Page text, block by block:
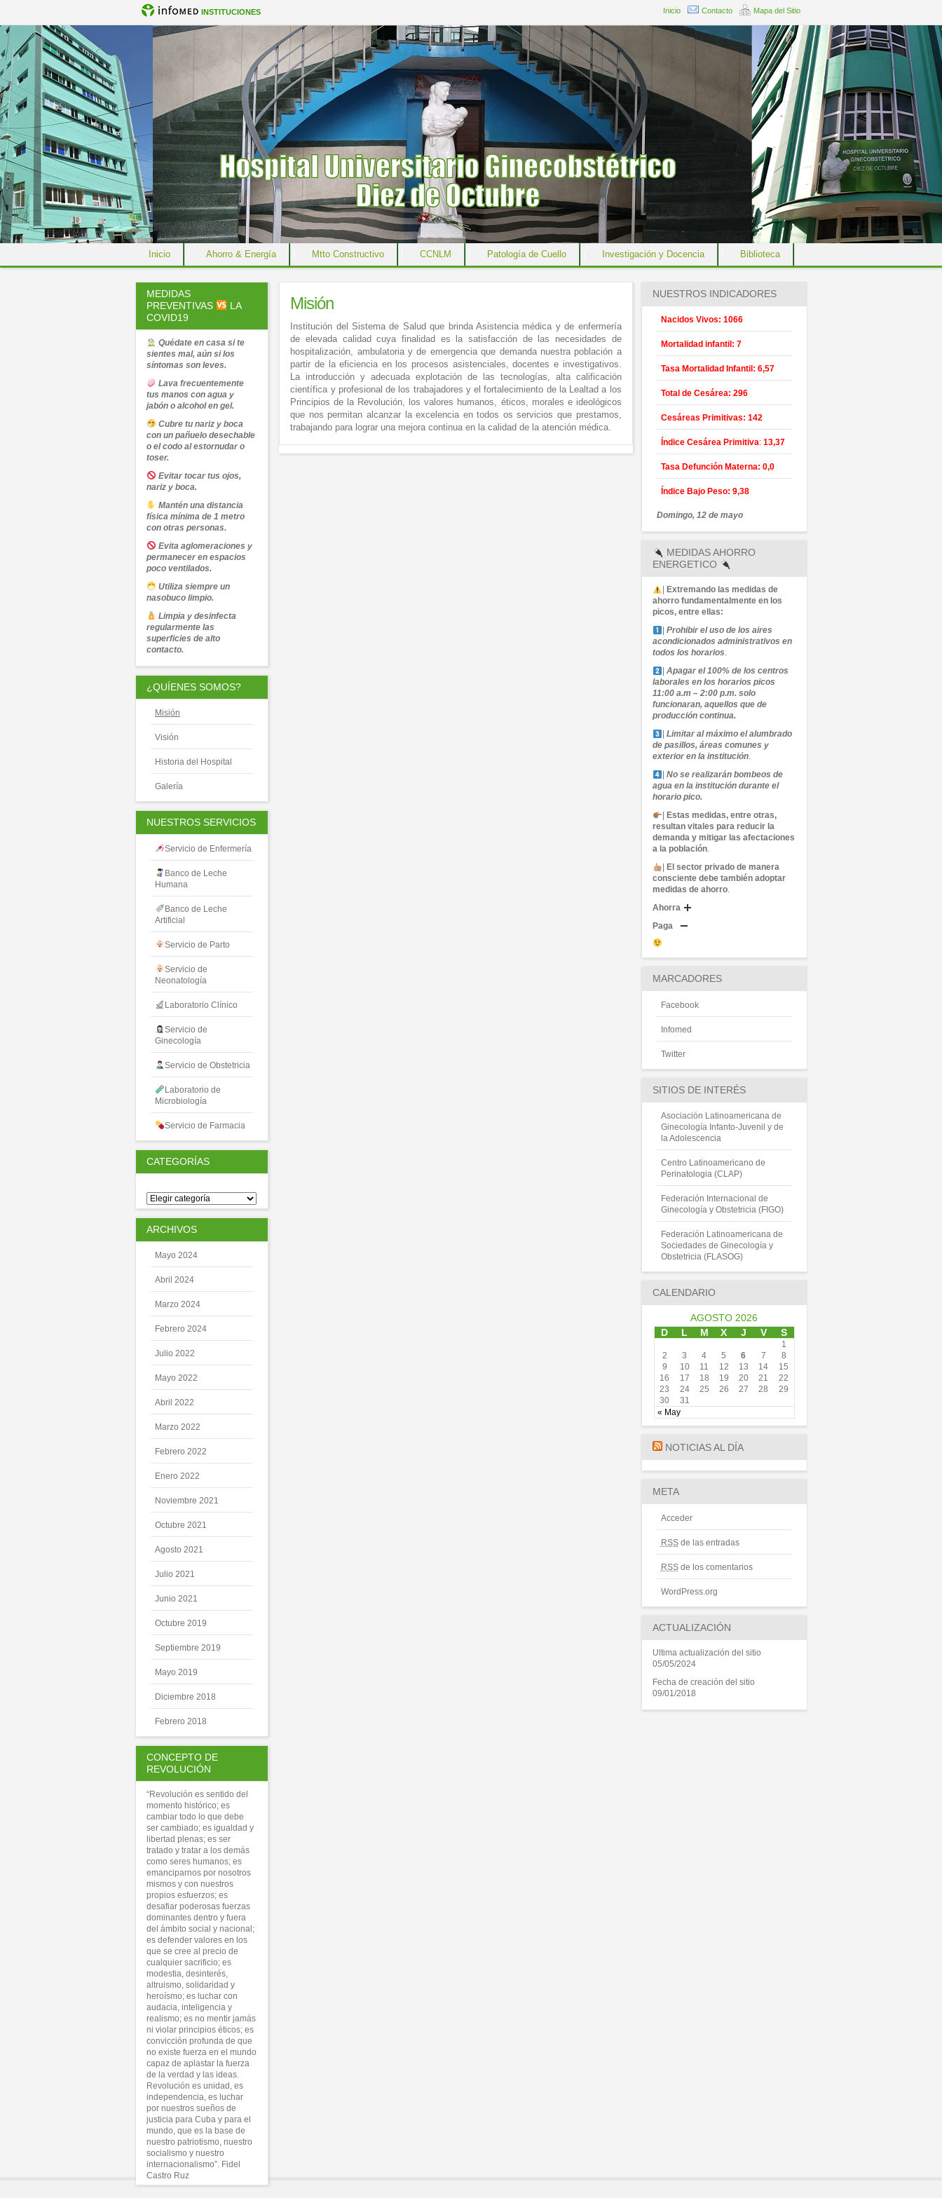
INSTITUCIONES Inicio Contacto Mapa del Sitio
Inicio Ahorro & Energía Mtto Constructivo CCNLM Patología de Cuello Investigación y Docencia Biblioteca
Misión
Institución del Sistema de Salud que brinda Asistencia médica y de enfermería
de elevada calidad cuya finalidad es la satisfacción de las necesidades de
hospitalización, ambulatoria y de emergencia que demanda nuestra población a
partir de la eficiencia en los procesos asistenciales, docentes e investigativos.
La introducción y adecuada explotación de las tecnologías, alta calificación
científica y profesional de los trabajadores y el fortalecimiento de la Lealtad a los
Principios de la Revolución, los valores humanos, éticos, morales e ideológicos
que nos permitan alcanzar la excelencia en todos os servicios que prestamos,
trabajando para lograr una mejora continua en la calidad de la atención médica.
MEDIDAS
PREVENTIVAS
LA
COVID19
Quédate en casa si te
sientes mal, aún si los
síntomas son leves.
Lava frecuentemente
tus manos con agua y
jabón o alcohol en gel.
Cubre tu nariz y boca
con un pañuelo desechable
o el codo al estornudar o
toser.
Evitar tocar tus ojos,
nariz y boca.
Mantén una distancia
física mínima de 1 metro
con otras personas.
Evita aglomeraciones y
permanecer en espacios
poco ventilados.
Utiliza siempre un
nasobuco limpio.
Limpia y desinfecta
regularmente las
superficies de alto
contacto.
¿QUÍENES SOMOS?
Misión
Visión
Historia del Hospital
Galería
NUESTROS SERVICIOS
Servicio de Enfermería
Banco de Leche
Humana
Banco de Leche
Artificial
Servicio de Parto
Servicio de
Neonatología
Laboratorio Clínico
Servicio de
Ginecología
Servicio de Obstetricia
Laboratorio de
Microbiología
Servicio de Farmacia
CATEGORÍAS
ARCHIVOS
Mayo 2024
Abril 2024
Marzo 2024
Febrero 2024
Julio 2022
Mayo 2022
Abril 2022
Marzo 2022
Febrero 2022
Enero 2022
Noviembre 2021
Octubre 2021
Agosto 2021
Julio 2021
Junio 2021
Octubre 2019
Septiembre 2019
Mayo 2019
Diciembre 2018
Febrero 2018
CONCEPTO DE
REVOLUCIÓN
“Revolución es sentido del
momento histórico; es
cambiar todo lo que debe
ser cambiado; es igualdad y
libertad plenas; es ser
tratado y tratar a los demás
como seres humanos; es
emanciparnos por nosotros
mismos y con nuestros
propios esfuerzos; es
desafiar poderosas fuerzas
dominantes dentro y fuera
del ámbito social y nacional;
es defender valores en los
que se cree al precio de
cualquier sacrificio; es
modestia, desinterés,
altruismo, solidaridad y
heroísmo; es luchar con
audacia, inteligencia y
realismo; es no mentir jamás
ni violar principios éticos; es
convicción profunda de que
no existe fuerza en el mundo
capaz de aplastar la fuerza
de la verdad y las ideas.
Revolución es unidad, es
independencia, es luchar
por nuestros sueños de
justicia para Cuba y para el
mundo, que es la base de
nuestro patriotismo, nuestro
socialismo y nuestro
internacionalismo”. Fidel
Castro Ruz
NUESTROS INDICADORES
Nacidos Vivos: 1066
Mortalidad infantil: 7
Tasa Mortalidad Infantil: 6,57
Total de Cesárea: 296
Cesáreas Primitivas: 142
Índice Cesárea Primitiva: 13,37
Tasa Defunción Materna: 0,0
Índice Bajo Peso: 9,38
Domingo, 12 de mayo
MEDIDAS AHORRO
ENERGETICO
Extremando las medidas de
ahorro fundamentalmente en los
picos, entre ellas:
Prohibir el uso de los aires
acondicionados administrativos en
todos los horarios.
Apagar el 100% de los centros
laborales en los horarios picos
11:00 a.m – 2:00 p.m. solo
funcionaran, aquellos que de
producción continua.
Limitar al máximo el alumbrado
de pasillos, áreas comunes y
exterior en la institución.
No se realizarán bombeos de
agua en la institución durante el
horario pico.
Estas medidas, entre otras,
resultan vitales para reducir la
demanda y mitigar las afectaciones
a la población.
El sector privado de manera
consciente debe también adoptar
medidas de ahorro.
Ahorra
Paga
MARCADORES
Facebook
Infomed
Twitter
SITIOS DE INTERÉS
Asociación Latinoamericana de
Ginecología Infanto-Juvenil y de
la Adolescencia
Centro Latinoamericano de
Perinatologia (CLAP)
Federación Internacional de
Ginecología y Obstetricia (FIGO)
Federación Latinoamericana de
Sociedades de Ginecología y
Obstetricia (FLASOG)
CALENDARIO
AGOSTO 2026
D
L M X J V S
« May
1
2
3 4 5 6 7
8
9
10 11 12 13 14
15
16
17 18 19 20 21
22
23
24 25 26 27 28
29
30
31
NOTICIAS AL DÍA
META
Acceder
RSSde las entradas
RSSde los comentarios
WordPress.org
ACTUALIZACIÓN
Ultima actualización del sitio
05/05/2024
Fecha de creación del sitio
09/01/2018